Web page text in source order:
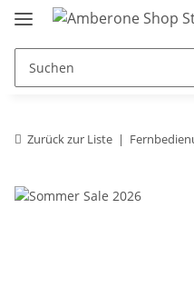
Zurück zur Liste